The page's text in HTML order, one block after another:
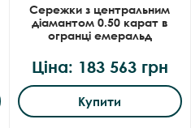
Сережки з центральним
діамантом 0.50 карат в
огранці емеральд
Ціна: 183 563 грн
Купити